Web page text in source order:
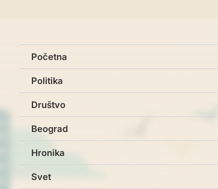
Početna
Politika
Društvo
Beograd
Hronika
Svet